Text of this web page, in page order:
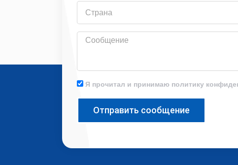
Сообщение
Я прочитал и принимаю политику
Отправить сообщение